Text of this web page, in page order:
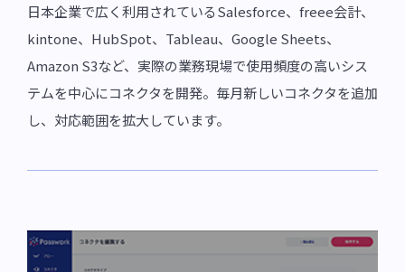
日本企業で広く利用されているSalesforce、freee会計、
kintone、HubSpot、Tableau、Google Sheets、
Amazon S3など、実際の業務現場で使用頻度の高いシス
テムを中心にコネクタを開発。毎月新しいコネクタを追加
し、対応範囲を拡大しています。